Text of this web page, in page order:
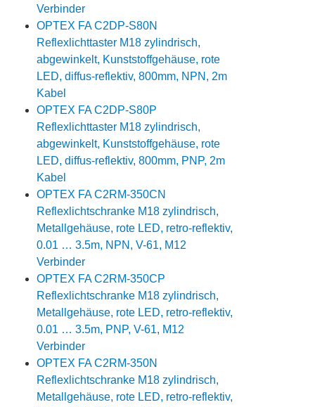
Verbinder
OPTEX FA C2DP-S80N
Reflexlichttaster M18 zylindrisch,
abgewinkelt, Kunststoffgehäuse, rote
LED, diffus-reflektiv, 800mm, NPN, 2m
Kabel
OPTEX FA C2DP-S80P
Reflexlichttaster M18 zylindrisch,
abgewinkelt, Kunststoffgehäuse, rote
LED, diffus-reflektiv, 800mm, PNP, 2m
Kabel
OPTEX FA C2RM-350CN
Reflexlichtschranke M18 zylindrisch,
Metallgehäuse, rote LED, retro-reflektiv,
0.01 … 3.5m, NPN, V-61, M12
Verbinder
OPTEX FA C2RM-350CP
Reflexlichtschranke M18 zylindrisch,
Metallgehäuse, rote LED, retro-reflektiv,
0.01 … 3.5m, PNP, V-61, M12
Verbinder
OPTEX FA C2RM-350N
Reflexlichtschranke M18 zylindrisch,
Metallgehäuse, rote LED, retro-reflektiv,